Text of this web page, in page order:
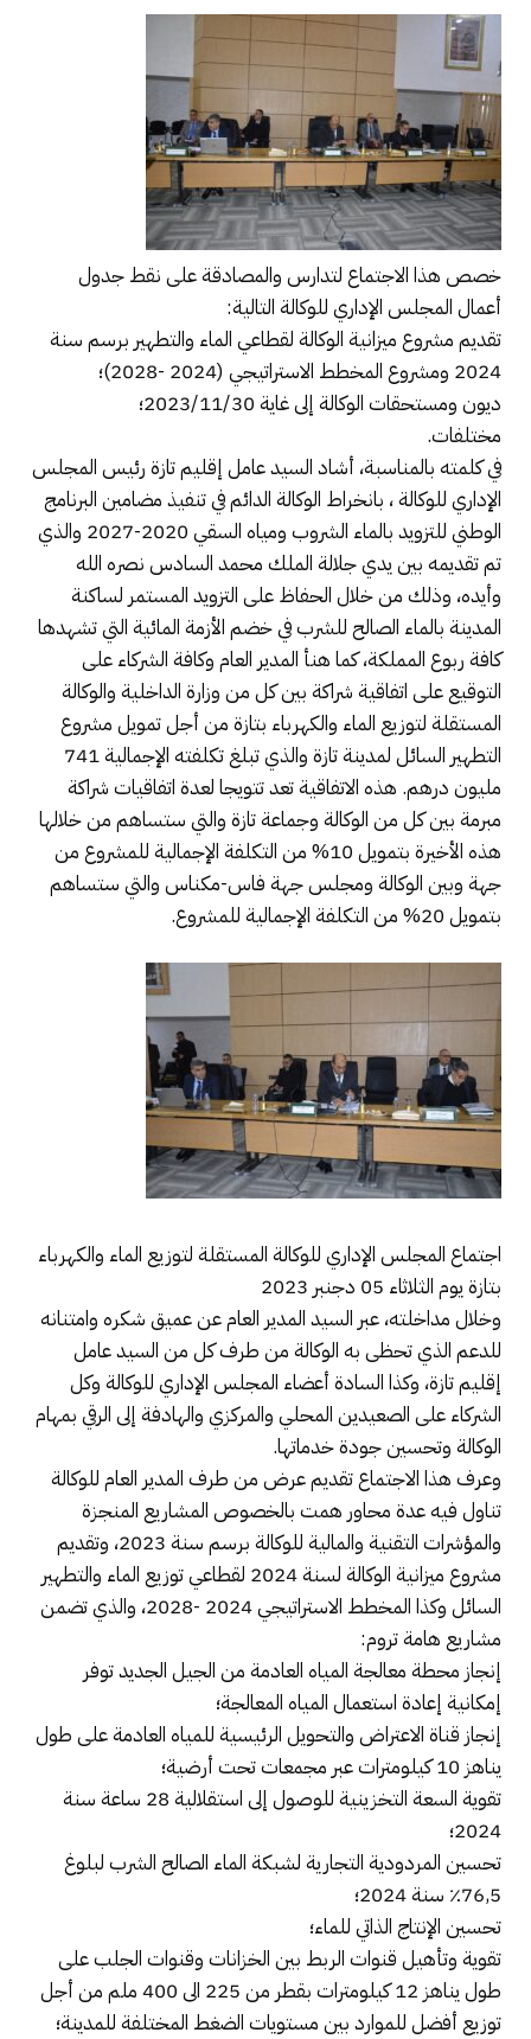
خصص هذا الاجتماع لتدارس والمصادقة على نقط جدول
أعمال المجلس الإداري للوكالة التالية:
تقديم مشروع ميزانية الوكالة لقطاعي الماء والتطهير برسم سنة
2024 ومشروع المخطط الاستراتيجي (2024 -2028)؛
ديون ومستحقات الوكالة إلى غاية 2023/11/30؛
مختلفات.
في كلمته بالمناسبة، أشاد السيد عامل إقليم تازة رئيس المجلس
الإداري للوكالة ، بانخراط الوكالة الدائم في تنفيذ مضامين البرنامج
الوطني للتزويد بالماء الشروب ومياه السقي 2020-2027 والذي
تم تقديمه بين يدي جلالة الملك محمد السادس نصره الله
وأيده، وذلك من خلال الحفاظ على التزويد المستمر لساكنة
المدينة بالماء الصالح للشرب في خضم الأزمة المائية التي تشهدها
كافة ربوع المملكة، كما هنأ المدير العام وكافة الشركاء على
التوقيع على اتفاقية شراكة بين كل من وزارة الداخلية والوكالة
المستقلة لتوزيع الماء والكهرباء بتازة من أجل تمويل مشروع
التطهير السائل لمدينة تازة والذي تبلغ تكلفته الإجمالية 741
مليون درهم. هذه الاتفاقية تعد تتويجا لعدة اتفاقيات شراكة
مبرمة بين كل من الوكالة وجماعة تازة والتي ستساهم من خلالها
هذه الأخيرة بتمويل 10% من التكلفة الإجمالية للمشروع من
جهة وبين الوكالة ومجلس جهة فاس-مكناس والتي ستساهم
بتمويل 20% من التكلفة الإجمالية للمشروع.
اجتماع المجلس الإداري للوكالة المستقلة لتوزيع الماء والكهرباء
بتازة يوم الثلاثاء 05 دجنبر 2023
وخلال مداخلته، عبر السيد المدير العام عن عميق شكره وامتنانه
للدعم الذي تحظى به الوكالة من طرف كل من السيد عامل
إقليم تازة، وكذا السادة أعضاء المجلس الإداري للوكالة وكل
الشركاء على الصعيدين المحلي والمركزي والهادفة إلى الرقي بمهام
الوكالة وتحسين جودة خدماتها.
وعرف هذا الاجتماع تقديم عرض من طرف المدير العام للوكالة
تناول فيه عدة محاور همت بالخصوص المشاريع المنجزة
والمؤشرات التقنية والمالية للوكالة برسم سنة 2023، وتقديم
مشروع ميزانية الوكالة لسنة 2024 لقطاعي توزيع الماء والتطهير
السائل وكذا المخطط الاستراتيجي 2024 -2028، والذي تضمن
مشاريع هامة تروم:
إنجاز محطة معالجة المياه العادمة من الجيل الجديد توفر
إمكانية إعادة استعمال المياه المعالجة؛
إنجاز قناة الاعتراض والتحويل الرئيسية للمياه العادمة على طول
يناهز 10 كيلومترات عبر مجمعات تحت أرضية؛
تقوية السعة التخزينية للوصول إلى استقلالية 28 ساعة سنة
2024؛
تحسين المردودية التجارية لشبكة الماء الصالح الشرب لبلوغ
76,5٪ سنة 2024؛
تحسين الإنتاج الذاتي للماء؛
تقوية وتأهيل قنوات الربط بين الخزانات وقنوات الجلب على
طول يناهز 12 كيلومترات بقطر من 225 الى 400 ملم من أجل
توزيع أفضل للموارد بين مستويات الضغط المختلفة للمدينة؛